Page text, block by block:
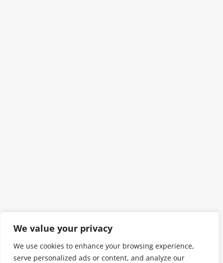
We value your privacy
We use cookies to enhance your browsing experience,
serve personalized ads or content, and analyze our